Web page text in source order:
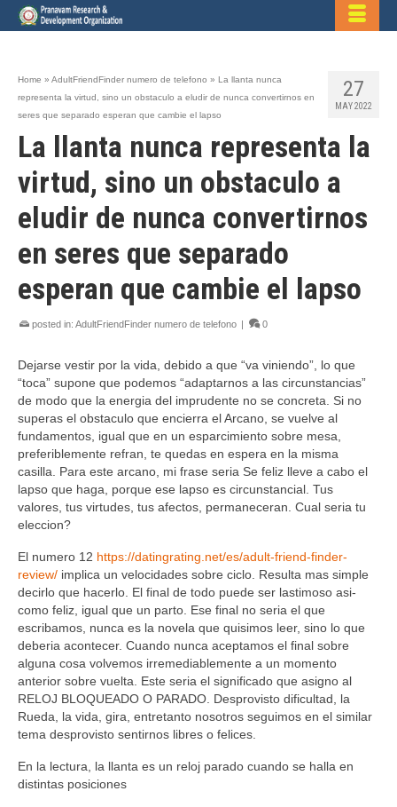
27
MAY 2022
Home » AdultFriendFinder numero de telefono » La llanta nunca
representa la virtud, sino un obstaculo a eludir de nunca convertirnos en
seres que separado esperan que cambie el lapso
La llanta nunca representa la
virtud, sino un obstaculo a
eludir de nunca convertirnos
en seres que separado
esperan que cambie el lapso
posted in: AdultFriendFinder numero de telefono | 0
Dejarse vestir por la vida, debido a que “va viniendo”, lo que
“toca” supone que podemos “adaptarnos a las circunstancias”
de modo que la energia del imprudente no se concreta. Si no
superas el obstaculo que encierra el Arcano, se vuelve al
fundamentos, igual que en un esparcimiento sobre mesa,
preferiblemente refran, te quedas en espera en la misma
casilla. Para este arcano, mi frase seri­a Se feliz lleve a cabo el
lapso que haga, porque ese lapso es circunstancial. Tus
valores, tus virtudes, tus afectos, permaneceran. Cual seri­a tu
eleccion?
El numero 12 https://datingrating.net/es/adult-friend-finder-
review/ implica un velocidades sobre ciclo. Resulta mas simple
decirlo que hacerlo. El final de todo puede ser lastimoso asi­
como feliz, igual que un parto. Ese final no seri­a el que
escribamos, nunca es la novela que quisimos leer, sino lo que
deberia acontecer. Cuando nunca aceptamos el final sobre
alguna cosa volvemos irremediablemente a un momento
anterior sobre vuelta. Este seri­a el significado que asigno al
RELOJ BLOQUEADO O PARADO. Desprovisto dificultad, la
Rueda, la vida, gira, entretanto nosotros seguimos en el similar
tema desprovisto sentirnos libres o felices.
En la lectura, la llanta es un reloj parado cuando se halla en
distintas posiciones